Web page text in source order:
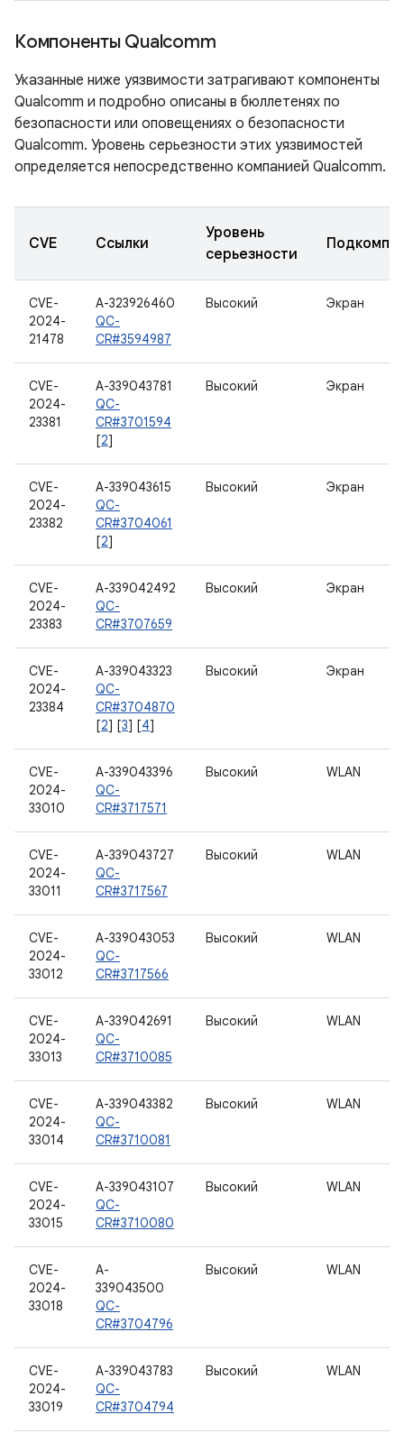
Компоненты Qualcomm
Указанные ниже уязвимости затрагивают компоненты
Qualcomm и подробно описаны в бюллетенях по
безопасности или оповещениях о безопасности
Qualcomm. Уровень серьезности этих уязвимостей
определяется непосредственно компанией Qualcomm.
CVE Ссылки
Уровень
серьезности
CVE-
2024-
21478
A-323926460
QC-
CR#3594987
Высокий Экран
CVE-
2024-
23381
A-339043781
QC-
CR#3701594
[2]
Высокий Экран
CVE-
2024-
23382
A-339043615
QC-
CR#3704061
[2]
Высокий Экран
CVE-
2024-
23383
A-339042492
QC-
CR#3707659
Высокий Экран
CVE-
2024-
23384
A-339043323
QC-
CR#3704870
[2] [3] [4]
Высокий Экран
CVE-
2024-
33010
A-339043396
QC-
CR#3717571
Высокий WLAN
CVE-
2024-
33011
A-339043727
QC-
CR#3717567
Высокий WLAN
CVE-
2024-
33012
A-339043053
QC-
CR#3717566
Высокий WLAN
CVE-
2024-
33013
A-339042691
QC-
CR#3710085
Высокий WLAN
CVE-
2024-
33014
A-339043382
QC-
CR#3710081
Высокий WLAN
CVE-
2024-
33015
A-339043107
QC-
CR#3710080
Высокий WLAN
CVE-
2024-
33018
A-
339043500
QC-
CR#3704796
Высокий WLAN
CVE-
2024-
33019
A-339043783
QC-
CR#3704794
Высокий WLAN